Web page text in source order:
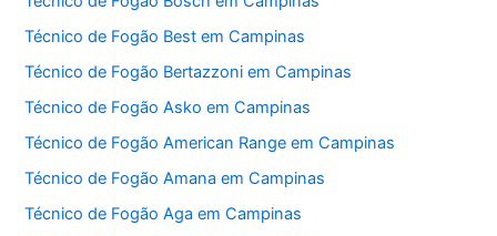
Técnico de Fogão Best em Campinas
Técnico de Fogão Bertazzoni em Campinas
Técnico de Fogão Asko em Campinas
Técnico de Fogão American Range em Campinas
Técnico de Fogão Amana em Campinas
Técnico de Fogão Aga em Campinas